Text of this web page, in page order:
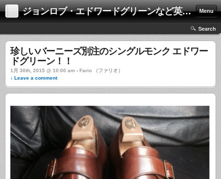
ジョンロブ・エドワードグリーンなど英国靴の激安中古通販情報ブログ Menu
Search
珍しいバーニーズ別注のシングルモンク エドワー
ドグリーン！！
1月 30th, 2015 @ 10:00 am › Fario （ファリオ）
↓ Leave a comment